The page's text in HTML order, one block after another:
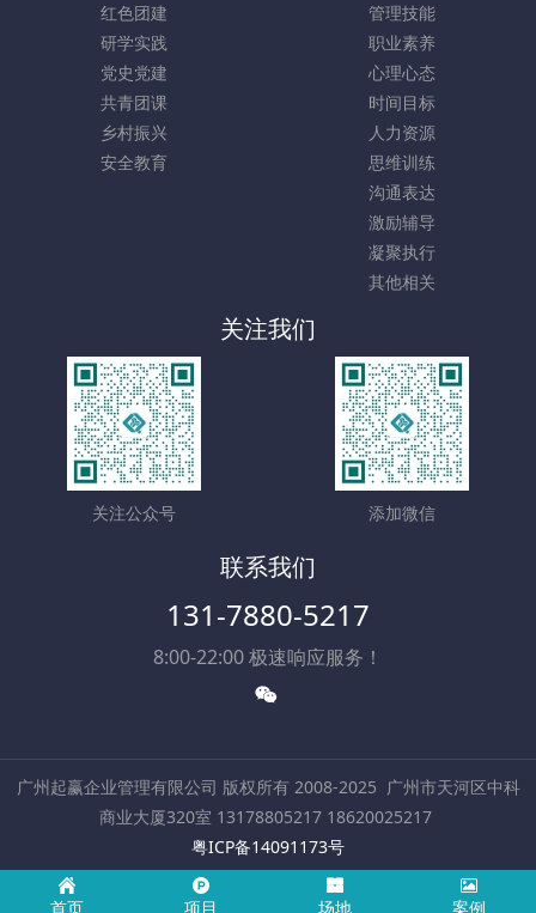
红色团建
研学实践
党史党建
共青团课
乡村振兴
安全教育
管理技能
职业素养
心理心态
时间目标
人力资源
思维训练
沟通表达
激励辅导
凝聚执行
其他相关
关注我们
关注公众号 添加微信
联系我们
131-7880-5217
8:00-22:00 极速响应服务！
广州起赢企业管理有限公司 版权所有 2008-2025 广州市天河区中科
商业大厦320室 13178805217 18620025217
​粤ICP备14091173号
Powered byMetInfo 7.9©2008-2026mituo.cn
首页
项目 场地 案例